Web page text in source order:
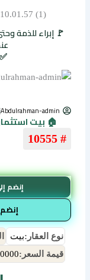
🚩 إبراء للذمة
Abdulrahman-admin
🏠 بيت
# 10555
إنضم
نوع العقار:بيت
قيمة السعر: